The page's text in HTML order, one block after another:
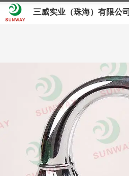
三威实业（珠海）有限公司